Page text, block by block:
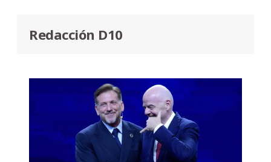
Redacción D10